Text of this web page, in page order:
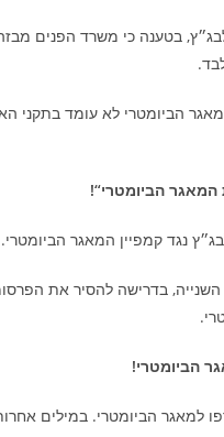
לבג״ץ, בטענה כי משרד הפנים
המאגר הביומטרי לא עומד
הביומטרי“!
נגד קמפיין המאגר הביומטרי.
השנייה, בדרישה להסיר את
הביומטרי!